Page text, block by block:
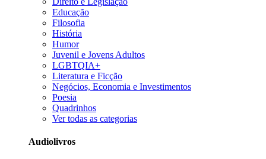
Educação
Filosofia
História
Humor
Juvenil e Jovens Adultos
LGBTQIA+
Literatura e Ficção
Negócios, Economia e Investimentos
Poesia
Quadrinhos
Ver todas as categorias
Audiolivros